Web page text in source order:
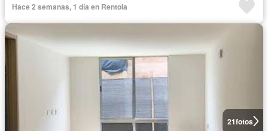
Hace 2 semanas, 1 día en Rentola
21fotos